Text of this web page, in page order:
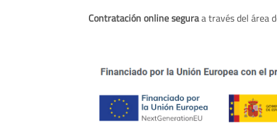
Contratación online seguraa través del área